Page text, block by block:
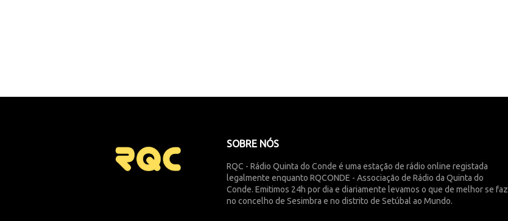
SOBRE NÓS
RQC - Rádio Quinta do Conde é uma estação de rádio online registada
legalmente enquanto RQCONDE - Associação de Rádio da Quinta do
Conde. Emitimos 24h por dia e diariamente levamos o que de melhor se faz
no concelho de Sesimbra e no distrito de Setúbal ao Mundo.